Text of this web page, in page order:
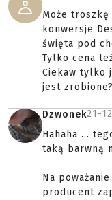
Może
konwersje
święta pod
Tylko cena
Ciekaw tylko
jest zrobione?
Dzwonek21-
Hahaha ...
taką barwną
Na
producent